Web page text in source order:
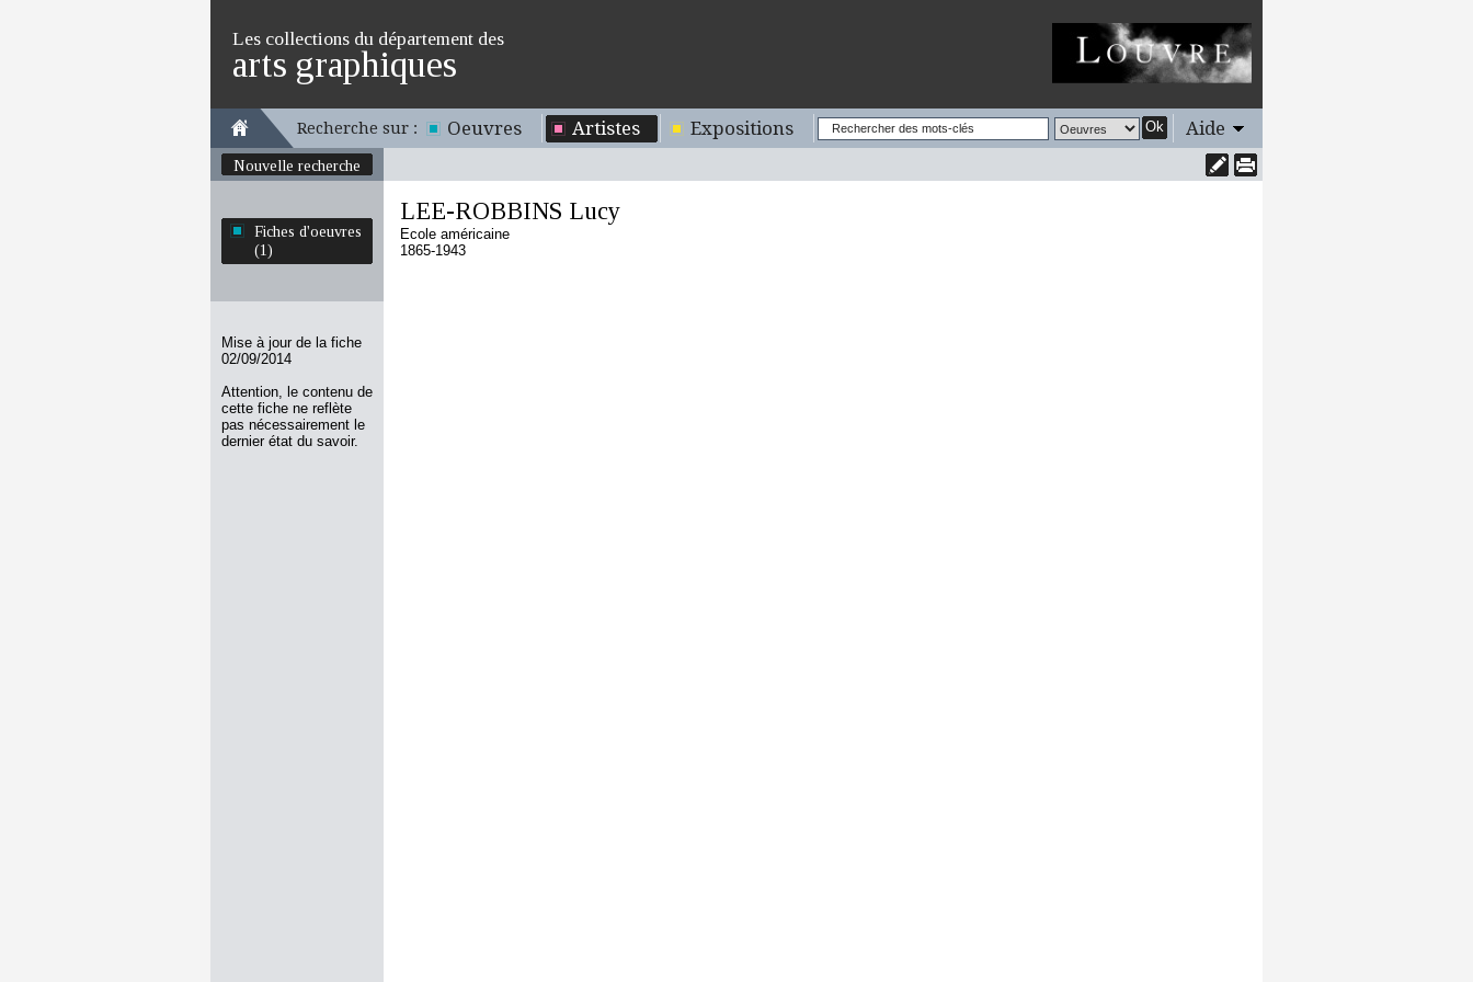
Les collections du département des
arts graphiques
Recherche sur : Oeuvres Artistes Expositions Ok Aide
Nouvelle recherche
Fiches d'oeuvres
(1)
Mise à jour de la fiche
02/09/2014
Attention, le contenu de
cette fiche ne reflète
pas nécessairement le
dernier état du savoir.
LEE-ROBBINS Lucy
Ecole américaine
1865-1943